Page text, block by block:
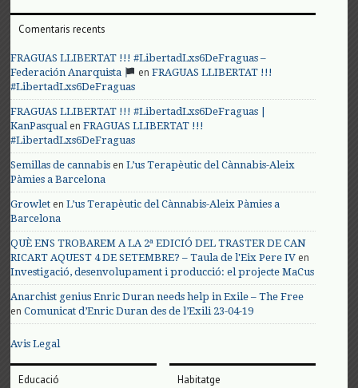
Comentaris recents
FRAGUAS LLIBERTAT !!! #LibertadLxs6DeFraguas –
Federación Anarquista
enFRAGUAS LLIBERTAT !!!
#LibertadLxs6DeFraguas
FRAGUAS LLIBERTAT !!! #LibertadLxs6DeFraguas |
KanPasqualenFRAGUAS LLIBERTAT !!!
#LibertadLxs6DeFraguas
Semillas de cannabis enL’us Terapèutic del Cànnabis-Aleix
Pàmies a Barcelona
Growlet enL’us Terapèutic del Cànnabis-Aleix Pàmies a
Barcelona
QUÈ ENS TROBAREM A LA 2ª EDICIÓ DEL TRASTER DE CAN
RICART AQUEST 4 DE SETEMBRE? – Taula de l'Eix Pere IV en
Investigació, desenvolupament i producció: el projecte MaCus
Anarchist genius Enric Duran needs help in Exile – The Free
enComunicat d’Enric Duran des de l’Exili 23-04-19
Avis Legal
Educació Habitatge